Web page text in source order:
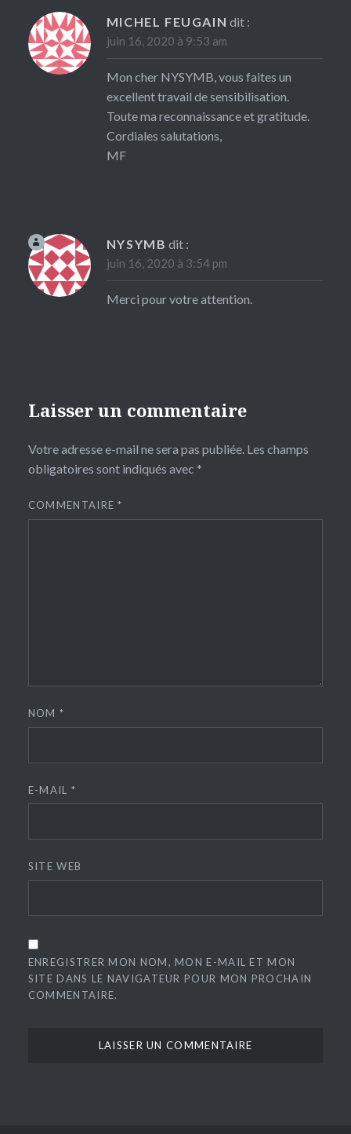
MICHEL FEUGAIN dit :
juin 16, 2020 à 9:53 am
Mon cher NYSYMB, vous faites un
excellent travail de sensibilisation.
Toute ma reconnaissance et gratitude.
Cordiales salutations,
MF
NYSYMB dit :
juin 16, 2020 à 3:54 pm
Merci pour votre attention.
Laisser un commentaire
Votre adresse e-mail ne sera pas publiée. Les champs
obligatoires sont indiqués avec *
COMMENTAIRE*
NOM*
E-MAIL *
SITE WEB
ENREGISTRER MON NOM, MON E-MAIL ET MON
SITE DANS LE NAVIGATEUR POUR MON PROCHAIN
COMMENTAIRE.